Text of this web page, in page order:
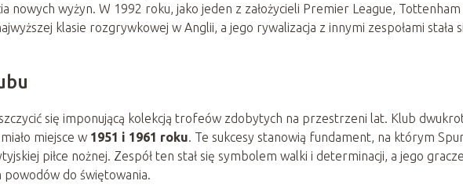
nowych wyżyn. W 1992 roku, jako jeden z założycieli Premier League, Tottenham
klasie rozgrywkowej w Anglii, a jego rywalizacja z innymi zespołami stała
się imponującą kolekcją trofeów zdobytych na przestrzeni lat. Klub
miejsce w 1951 i 1961 roku. Te sukcesy stanowią fundament, na którym
piłce nożnej. Zespół ten stał się symbolem walki i determinacji, a jego gracze
do świętowania.